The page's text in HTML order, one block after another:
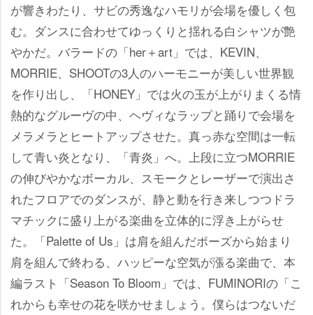
が響きわたり、サビの秀逸なハモリが会場を優しく包
む。ダンスに合わせてゆっくりと揺れる白シャツが艶
かだ。バラードの「her＋art」では、KEVIN、
MORRIE、SHOOTの3人のハーモニーが美しい世界観
を作り出し、「HONEY」では火の玉が上がりまくる情
熱的なグルーヴの中、ヘヴィなラップと踊りで会場を
メラメラとヒートアップさせた。真っ赤な空間は一転
して青い炎となり、「青炎」へ。上段に立つMORRIE
の伸びやかなボーカル、スモークとレーザーで演出さ
れたフロアでのダンスが、静と動を行き来しつつドラ
マチックに盛り上がる楽曲を立体的に浮き上がらせ
た。「Palette of Us」は肩を組んだポーズから始まり
肩を組んで終わる、ハッピーな空気が漲る楽曲で、本
編ラスト「Season To Bloom」では、FUMINORIの「こ
れからも幸せの花を咲かせましょう。僕らはつないだ